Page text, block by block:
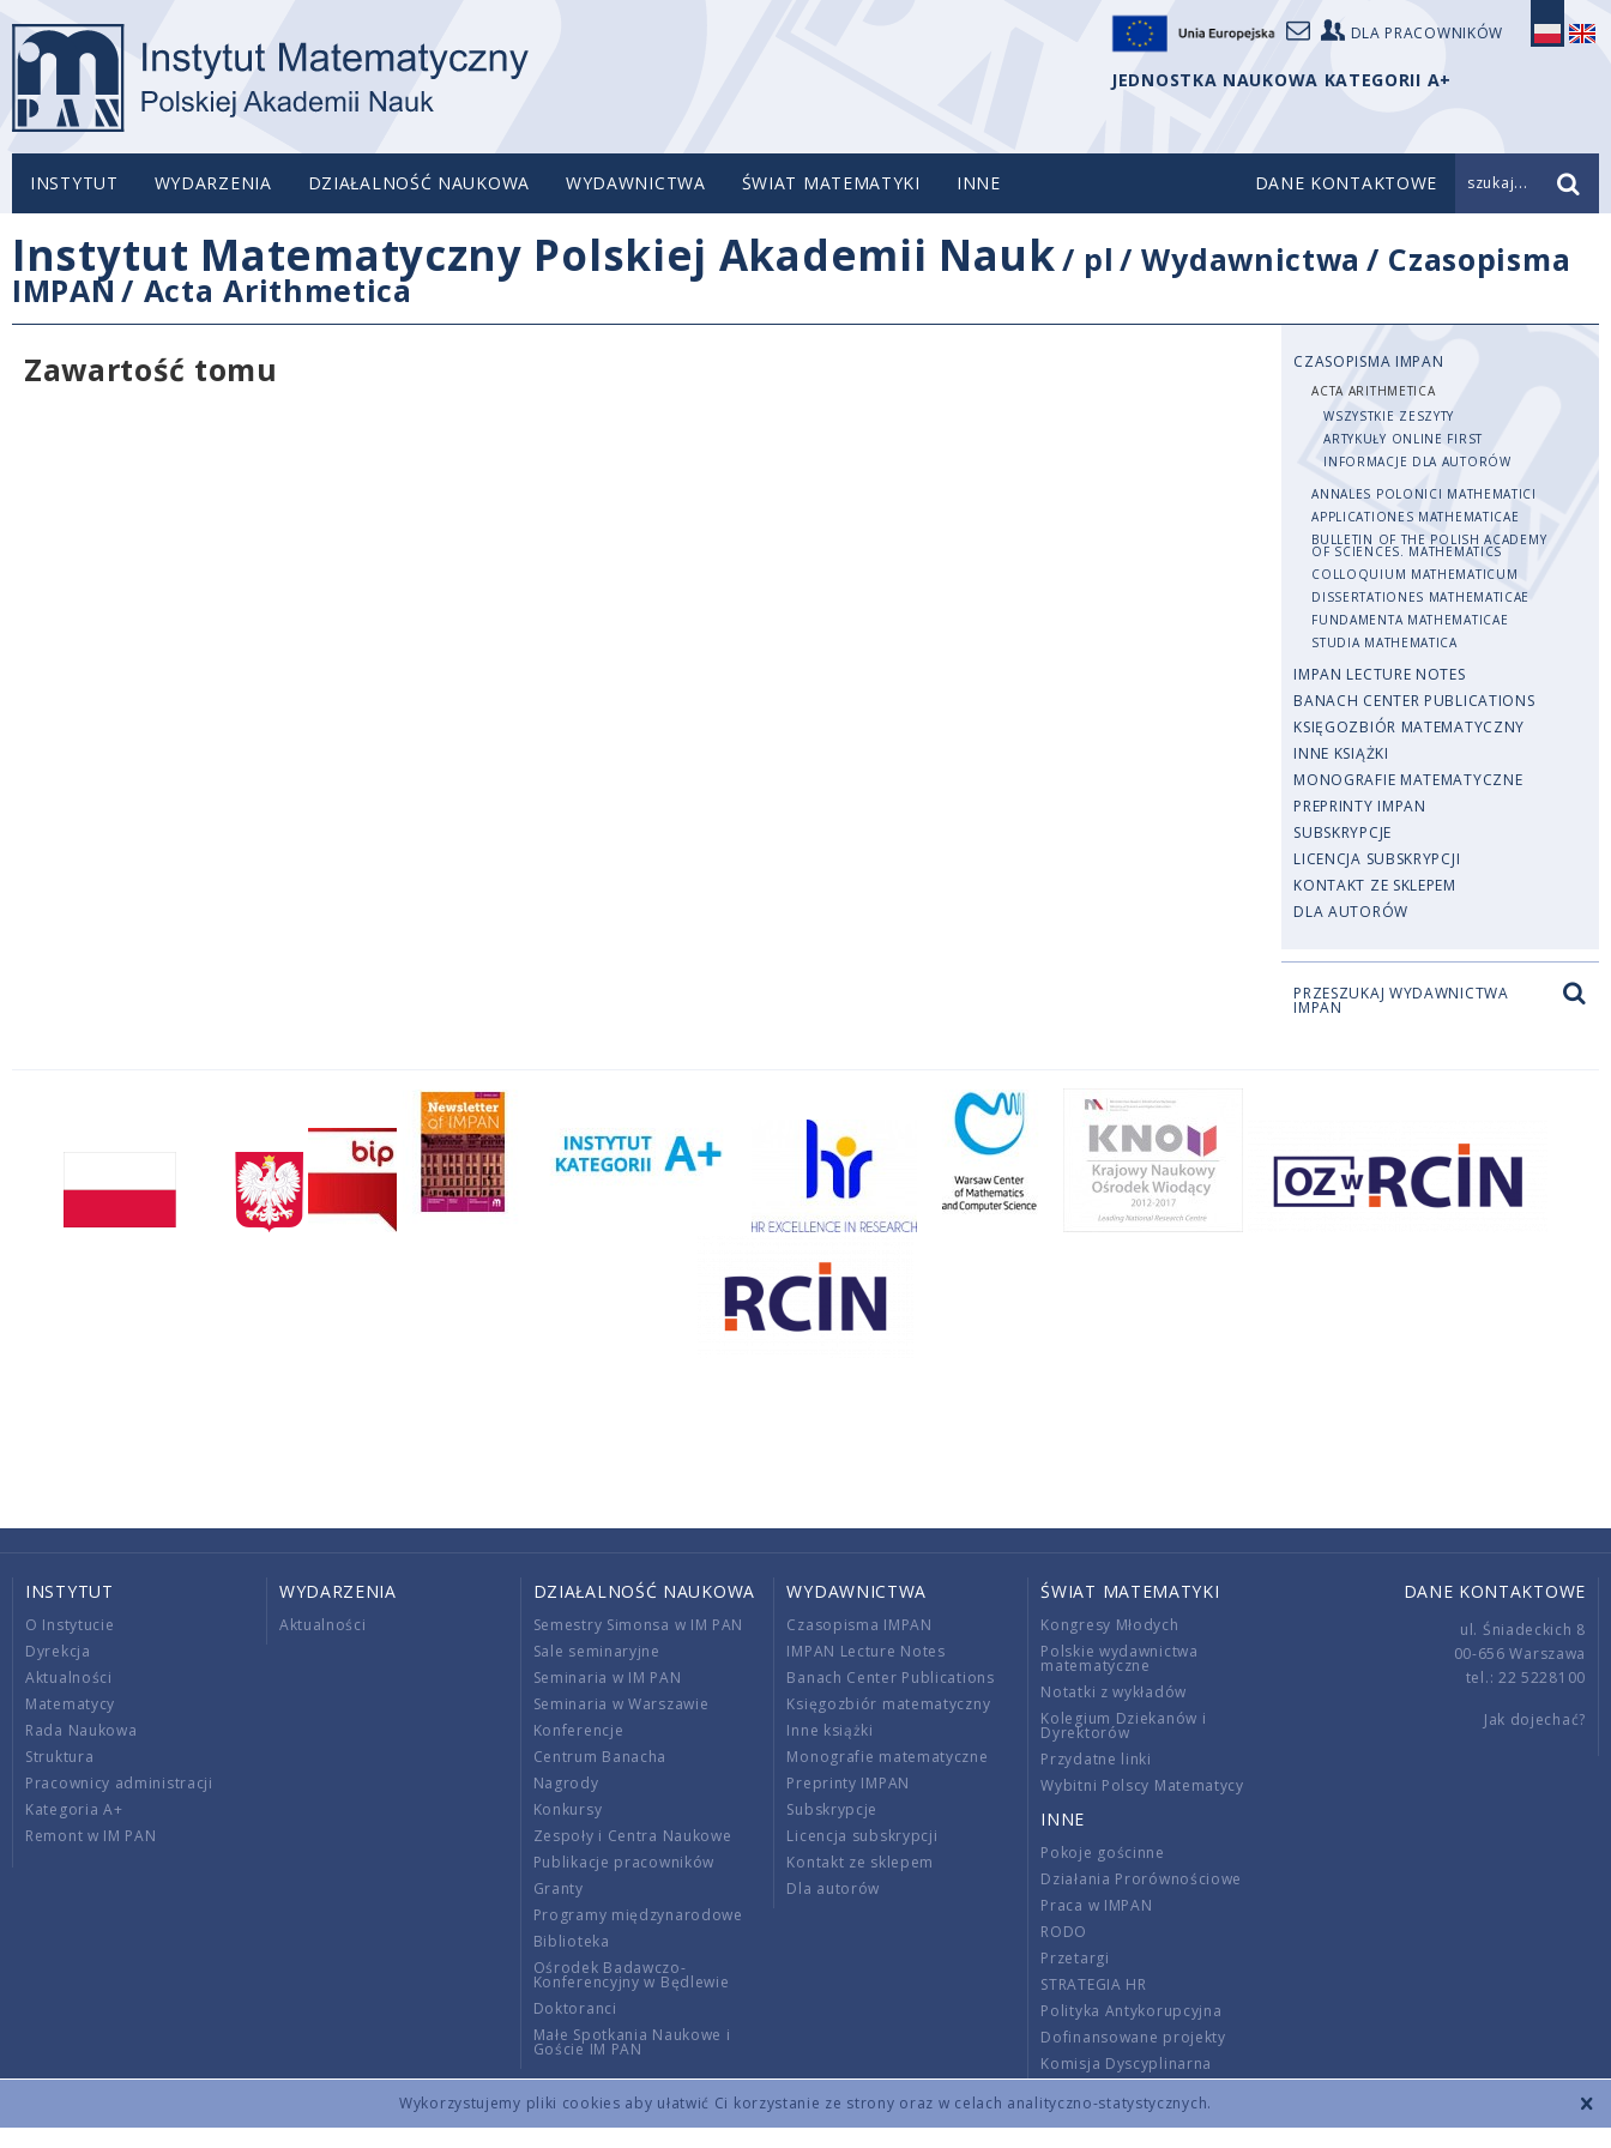
Wykorzystujemy pliki cookies aby ułatwić Ci korzystanie ze strony oraz w celach analityczno-statystycznych.
DLA PRACOWNIKÓW
JEDNOSTKA NAUKOWA KATEGORII A+
INSTYTUT WYDARZENIA DZIAŁALNOŚĆ NAUKOWA WYDAWNICTWA ŚWIAT MATEMATYKI INNE DANE KONTAKTOWE szukaj...
Instytut Matematyczny Polskiej Akademii Nauk/ pl /Wydawnictwa / Czasopisma
IMPAN / Acta Arithmetica
Zawartość tomu
CZASOPISMA IMPAN
ACTA ARITHMETICA
WSZYSTKIE ZESZYTY
ARTYKUŁY ONLINE FIRST
INFORMACJE DLA AUTORÓW
ANNALES POLONICI MATHEMATICI
APPLICATIONES MATHEMATICAE
BULLETIN OF THE POLISH ACADEMY
OF SCIENCES. MATHEMATICS
COLLOQUIUM MATHEMATICUM
DISSERTATIONES MATHEMATICAE
FUNDAMENTA MATHEMATICAE
STUDIA MATHEMATICA
IMPAN LECTURE NOTES
BANACH CENTER PUBLICATIONS
KSIĘGOZBIÓR MATEMATYCZNY
INNE KSIĄŻKI
MONOGRAFIE MATEMATYCZNE
PREPRINTY IMPAN
SUBSKRYPCJE
LICENCJA SUBSKRYPCJI
KONTAKT ZE SKLEPEM
DLA AUTORÓW
PRZESZUKAJ WYDAWNICTWA
IMPAN
INSTYTUT
O Instytucie
Dyrekcja
Aktualności
Matematycy
Rada Naukowa
Struktura
Pracownicy administracji
Kategoria A+
Remont w IM PAN
WYDARZENIA
Aktualności
DZIAŁALNOŚĆ NAUKOWA
Semestry Simonsa w IM PAN
Sale seminaryjne
Seminaria w IM PAN
Seminaria w Warszawie
Konferencje
Centrum Banacha
Nagrody
Konkursy
Zespoły i Centra Naukowe
Publikacje pracowników
Granty
Programy międzynarodowe
Biblioteka
Ośrodek Badawczo-
Konferencyjny w Będlewie
Doktoranci
Małe Spotkania Naukowe i
Goście IM PAN
WYDAWNICTWA
Czasopisma IMPAN
IMPAN Lecture Notes
Banach Center Publications
Księgozbiór matematyczny
Inne książki
Monografie matematyczne
Preprinty IMPAN
Subskrypcje
Licencja subskrypcji
Kontakt ze sklepem
Dla autorów
ŚWIAT MATEMATYKI
Kongresy Młodych
Polskie wydawnictwa
matematyczne
Notatki z wykładów
Kolegium Dziekanów i
Dyrektorów
Przydatne linki
Wybitni Polscy Matematycy
INNE
Pokoje gościnne
Działania Prorównościowe
Praca w IMPAN
RODO
Przetargi
STRATEGIA HR
Polityka Antykorupcyjna
Dofinansowane projekty
Komisja Dyscyplinarna
Wnoszenie opłat
DANE KONTAKTOWE
ul. Śniadeckich 8
00-656 Warszawa
tel.: 22 5228100
Jak dojechać?